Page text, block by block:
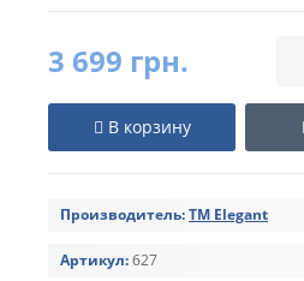
3 699 грн.
В корзину
Производитель:TM Elegant
Артикул:627